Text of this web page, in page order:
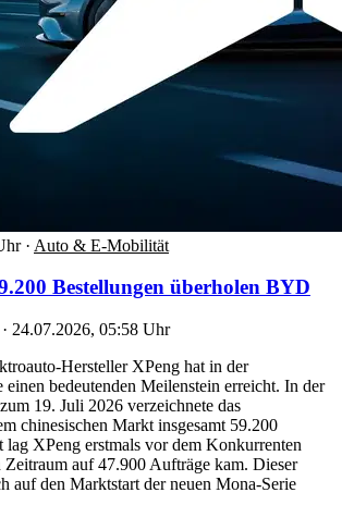
· Auto & E-Mobilität
Bestellungen überholen BYD
· 24.07.2026, 05:58 Uhr
Hersteller XPeng hat in der
einen bedeutenden Meilenstein erreicht. In der
19. Juli 2026 verzeichnete das
chinesischen Markt insgesamt 59.200
lag XPeng erstmals vor dem Konkurrenten
auf 47.900 Aufträge kam. Dieser
auf den Marktstart der neuen Mona-Serie